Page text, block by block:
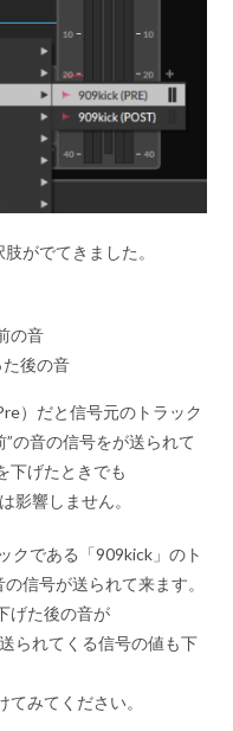
がでてきました。
の音
た後の音
）だと信号元のトラック
の音の信号をが送られて
下げたときでも
影響しません。
クである「909kick」のト
信号が送られて来ます。
げた後の音が
られてくる信号の値も下
みてください。